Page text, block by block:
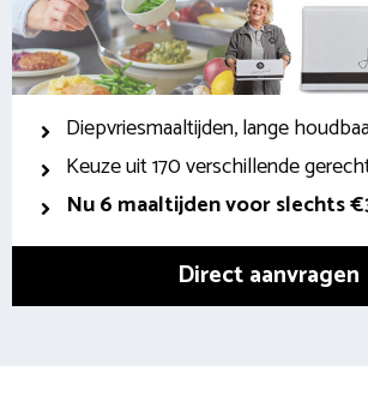
Diepvriesmaaltijden, lange
Keuze uit 170 verschillende
Nu 6 maaltijden voor slechts
Direct aanvragen